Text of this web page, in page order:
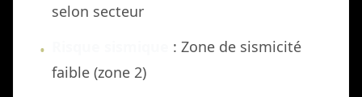
selon secteur
•
: Zone de sismicité
faible (zone 2)